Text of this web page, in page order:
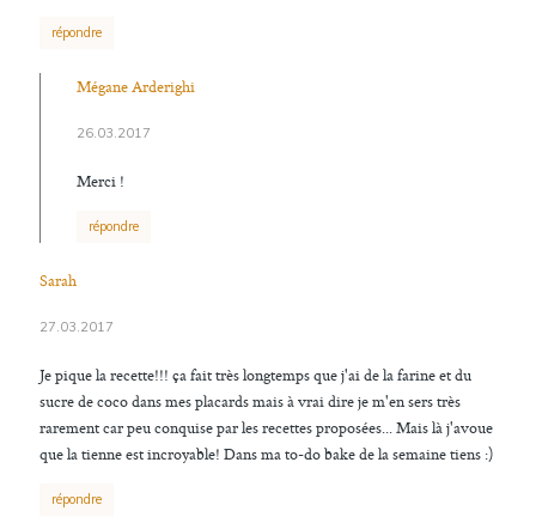
répondre
Mégane Arderighi
26.03.2017
Merci !
répondre
Sarah
27.03.2017
Je pique la recette!!! ça fait très longtemps que j'ai de la farine et du
sucre de coco dans mes placards mais à vrai dire je m'en sers très
rarement car peu conquise par les recettes proposées... Mais là j'avoue
que la tienne est incroyable! Dans ma to-do bake de la semaine tiens :)
répondre